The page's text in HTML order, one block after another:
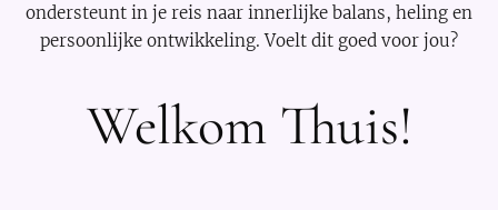
ondersteunt in je reis naar innerlijke balans, heling en
persoonlijke ontwikkeling. Voelt dit goed voor jou?
Welkom Thuis!